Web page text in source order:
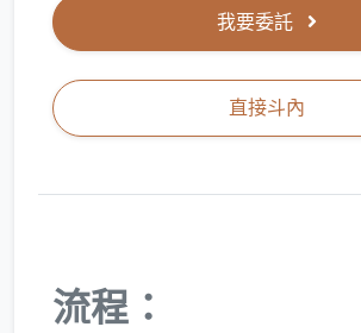
我要委託
直接斗內
流程：